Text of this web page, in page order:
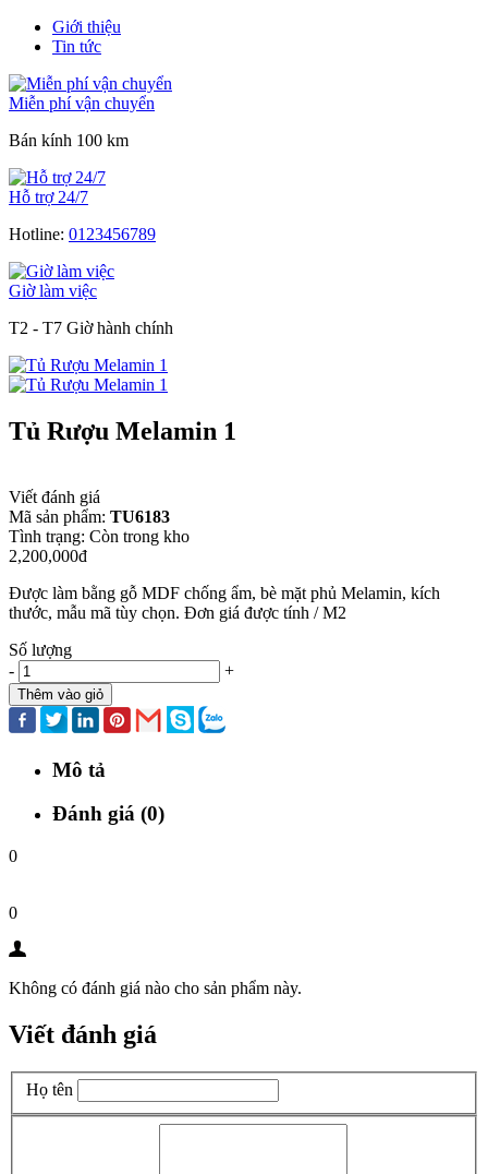
Giới thiệu
Tin tức
Miễn phí vận chuyển
Bán kính 100 km
Hỗ trợ 24/7
Hotline: 0123456789
Giờ làm việc
T2 - T7 Giờ hành chính
Tủ Rượu Melamin 1
Viết đánh giá
Mã sản phẩm: TU6183
Tình trạng: Còn trong kho
2,200,000đ
Được làm bằng gỗ MDF chống ẩm, bè mặt phủ Melamin, kích
thước, mẫu mã tùy chọn. Đơn giá được tính / M2
Số lượng
-
+
Thêm vào giỏ
Mô tả
Đánh giá (0)
0
0
Không có đánh giá nào cho sản phẩm này.
Viết đánh giá
Họ tên